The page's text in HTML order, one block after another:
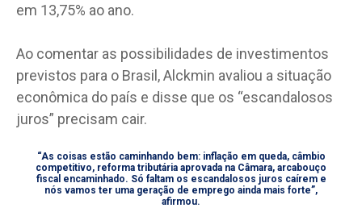
em 13,75% ao ano.
Ao comentar as possibilidades de investimentos
previstos para o Brasil, Alckmin avaliou a situação
econômica do país e disse que os “escandalosos
juros” precisam cair.
“As coisas estão caminhando bem: inflação em queda, câmbio
competitivo, reforma tributária aprovada na Câmara, arcabouço
fiscal encaminhado. Só faltam os escandalosos juros caírem e
nós vamos ter uma geração de emprego ainda mais forte”,
afirmou.